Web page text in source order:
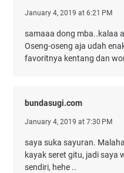
January 4, 2019 at 6:21 PM
samaaa dong mba..kalaa
Oseng-oseng aja udah
favoritnya kentang dan
bundasugi.com
January 4, 2019 at 7:30 PM
saya suka sayuran.
kayak seret gitu, jadi saya
sendiri, hehe ..